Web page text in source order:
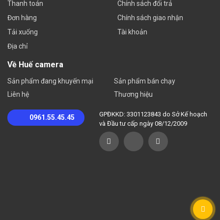
Thanh toán
Đơn hàng
Tải xuống
Địa chỉ
Chính sách đổi trả
Chính sách giao nhận
Tài khoản
Về Huế camera
Sản phẩm đang khuyến mại
Liên hệ
Sản phẩm bán chạy
Thương hiệu
0961.55.45.45
GPĐKKD: 3301123843 do Sở Kế hoạch
và Đầu tư cấp ngày 08/12/2009